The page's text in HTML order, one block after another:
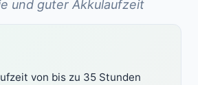
und guter Akkulaufzeit
von bis zu 35 Stunden